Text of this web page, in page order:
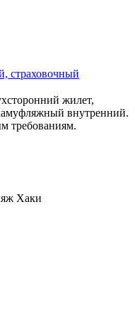
страховочный
жилет,
внутренний.
требованиям.
Хаки